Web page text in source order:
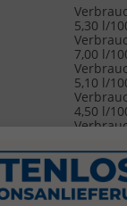
5,30 l/
7,00 l/
5,10 l/
4,50 l/
CO2-
CO 2-
Jahr: